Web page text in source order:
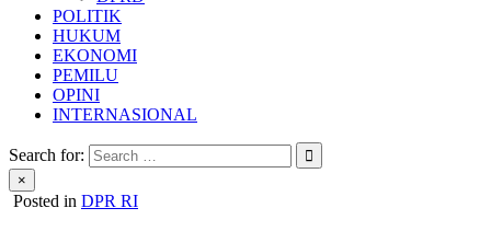
POLITIK
HUKUM
EKONOMI
PEMILU
OPINI
INTERNASIONAL
Search for:
×
Posted in DPR RI